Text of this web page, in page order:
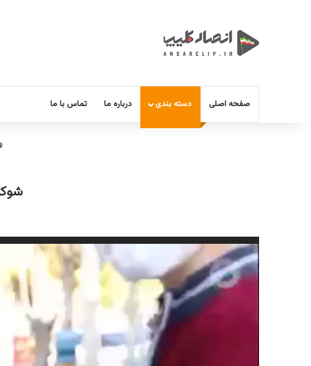
صفحه اصلی دسته بندی درباره ما تماس با ما
نمایشگر
ویدیو